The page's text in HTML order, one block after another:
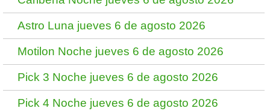
Astro Luna jueves 6 de agosto 2026
Motilon Noche jueves 6 de agosto 2026
Pick 3 Noche jueves 6 de agosto 2026
Pick 4 Noche jueves 6 de agosto 2026